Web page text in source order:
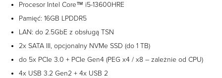
Procesor Intel Core™ i5-13600HRE
Pamięć: 16GB LPDDR5
LAN: do 2.5GbE z obsługą TSN
2x SATA III, opcjonalny NVMe SSD (do 1 TB)
do 5x PCIe 3.0 + PCIe Gen4 (PEG x4 / x8 – zależnie od CPU)
4x USB 3.2 Gen2 + 4x USB 2